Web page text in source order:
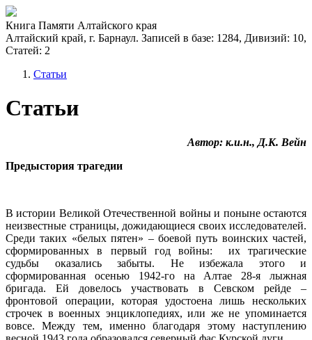
Книга Памяти Алтайского края
Алтайский край, г. Барнаул. Записей в базе: 1284, Дивизий: 10,
Статей: 2
Статьи
Статьи
Автор: к.и.н., Д.К. Вейн
Предыстория трагедии
В истории Великой Отечественной войны и поныне остаются
неизвестные страницы, дожидающиеся своих исследователей.
Среди таких «белых пятен» – боевой путь воинских частей,
сформированных в первый год войны: их трагические
судьбы оказались забыты. Не избежала этого и
сформированная осенью 1942-го на Алтае 28-я лыжная
бригада. Ей довелось участвовать в Севском рейде –
фронтовой операции, которая удостоена лишь нескольких
строчек в военных энциклопедиях, или же не упоминается
вовсе. Между тем, именно благодаря этому наступлению